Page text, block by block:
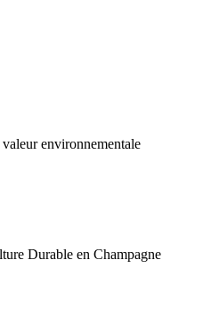
environnementale
Durable en Champagne